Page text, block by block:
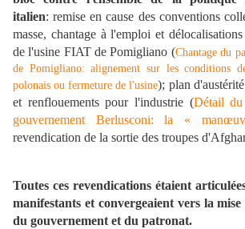
italien: remise en cause des conventions
masse, chantage à l'emploi et
de l'usine FIAT de Pomigliano (Chantage du
de Pomigliano: alignement sur les conditions
polonais ou fermeture de l'usine); plan
et renflouements pour l'industrie (Détail du
gouvernement Berlusconi: la «
revendication de la sortie des troupes
Toutes ces revendications étaient
manifestants et convergeaient vers la mise
du gouvernement et du patronat.